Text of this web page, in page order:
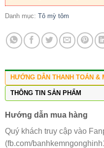
Danh mục: Tô mỳ tôm
HƯỚNG DẪN THANH TOÁN &
THÔNG TIN SẢN PHẨM
Hướng dẫn mua hàng
Quý khách truy cập vào
(fb.com/